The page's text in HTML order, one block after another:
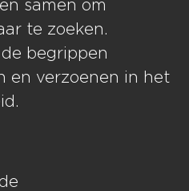
samen om
te zoeken.
begrippen
en verzoenen in het